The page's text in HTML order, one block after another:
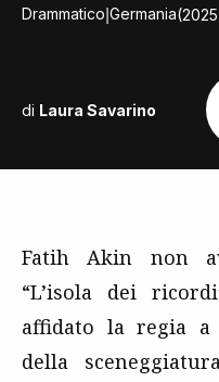
Drammatico|Germania
di Laura Savarino
Fatih Akin non
“L’isola dei
affidato la regia
della